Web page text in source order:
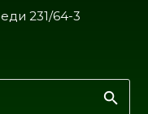
231/64-3